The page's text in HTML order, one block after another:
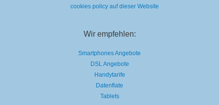
cookies policy auf dieser Website
Wir empfehlen:
Smartphones Angebote
DSL Angebote
Handytarife
Datenflate
Tablets